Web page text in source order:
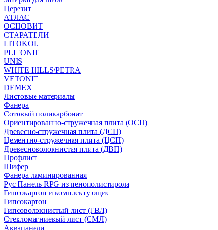
Церезит
АТЛАС
ОСНОВИТ
СТАРАТЕЛИ
LITOKOL
PLITONIT
UNIS
WHITE HILLS/PETRA
VETONIT
DEMEX
Листовые материалы
Фанера
Сотовый поликарбонат
Ориентированно-стружечная плита (ОСП)
Древесно-стружечная плита (ДСП)
Цементно-стружечная плита (ЦСП)
Древесноволокнистая плита (ДВП)
Профлист
Шифер
Фанера ламинированная
Рус Панель RPG из пенополистирола
Гипсокартон и комплектующие
Гипсокартон
Гипсоволокнистый лист (ГВЛ)
Стекломагниевый лист (СМЛ)
Аквапанели